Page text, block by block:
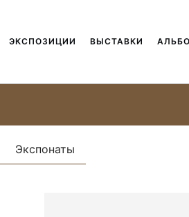
ЭКСПОЗИЦИИ ВЫСТАВКИ
Экспонаты